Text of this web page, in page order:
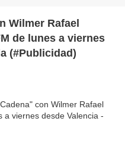
Wilmer Rafael
de lunes a viernes
(#Publicidad)